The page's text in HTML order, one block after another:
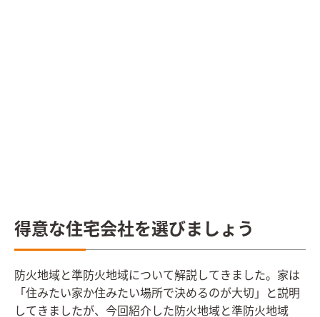
得意な住宅会社を選びましょう
防火地域と準防火地域について解説してきました。家は
「住みたい家か住みたい場所で決めるのが大切」と説明
してきましたが、今回紹介した防火地域と準防火地域